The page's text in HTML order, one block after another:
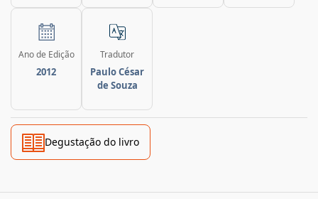
Ano de Edição
2012
Tradutor
Paulo César
de Souza
Degustação do livro